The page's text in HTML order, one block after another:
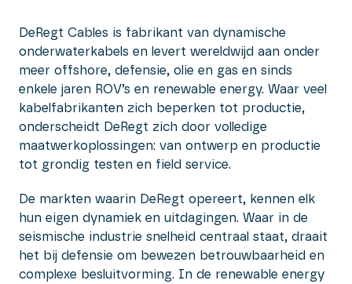
DeRegt Cables is fabrikant van dynamische
onderwaterkabels en levert wereldwijd aan onder
meer offshore, defensie, olie en gas en sinds
enkele jaren ROV’s en renewable energy. Waar veel
kabelfabrikanten zich beperken tot productie,
onderscheidt DeRegt zich door volledige
maatwerkoplossingen: van ontwerp en productie
tot grondig testen en field service.
De markten waarin DeRegt opereert, kennen elk
hun eigen dynamiek en uitdagingen. Waar in de
seismische industrie snelheid centraal staat, draait
het bij defensie om bewezen betrouwbaarheid en
complexe besluitvorming. In de renewable energy